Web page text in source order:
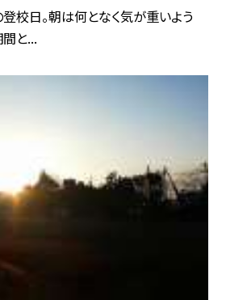
登校日。朝は何となく気が重いよう
と...